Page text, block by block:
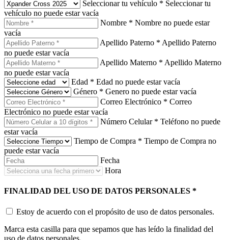
Seleccionar tu vehículo * Seleccionar tu
vehículo no puede estar vacía
Nombre * Nombre no puede estar
vacía
Apellido Paterno * Apellido Paterno
no puede estar vacía
Apellido Materno * Apellido Materno
no puede estar vacía
Edad * Edad no puede estar vacía
Género * Genero no puede estar vacía
Correo Electrónico * Correo
Electrónico no puede estar vacía
Número Celular * Teléfono no puede
estar vacía
Tiempo de Compra * Tiempo de Compra no
puede estar vacía
Fecha
Hora
FINALIDAD DEL USO DE DATOS PERSONALES *
Estoy de acuerdo con el propósito de uso de datos personales.
Marca esta casilla para que sepamos que has leído la finalidad del